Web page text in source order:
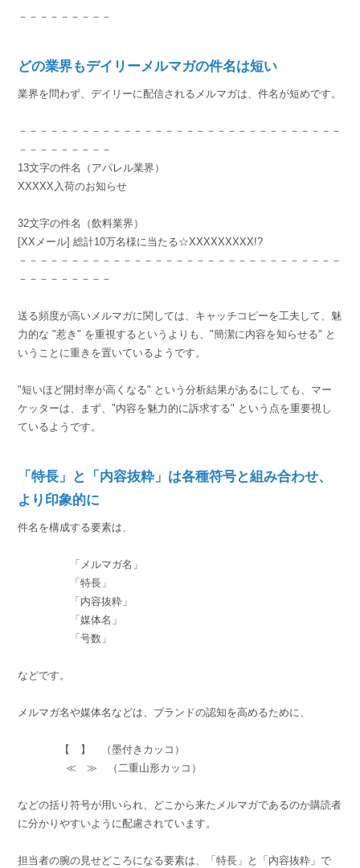
－－－－－－－－－
どの業界もデイリーメルマガの件名は短い
業界を問わず、デイリーに配信されるメルマガは、件名が短めです。
－－－－－－－－－－－－－－－－－－－－－－－－－－－－－－－
－－－－－－－－－
13文字の件名（アパレル業界）
XXXXX入荷のお知らせ
32文字の件名（飲料業界）
[XXメール] 総計10万名様に当たる☆XXXXXXXXX!?
－－－－－－－－－－－－－－－－－－－－－－－－－－－－－－－
－－－－－－－－－
送る頻度が高いメルマガに関しては、キャッチコピーを工夫して、魅
力的な "惹き" を重視するというよりも、"簡潔に内容を知らせる" と
いうことに重きを置いているようです。
"短いほど開封率が高くなる" という分析結果があるにしても、マー
ケッターは、まず、"内容を魅力的に訴求する" という点を重要視し
ているようです。
「特長」と「内容抜粋」は各種符号と組み合わせ、
より印象的に
件名を構成する要素は、
「メルマガ名」
「特長」
「内容抜粋」
「媒体名」
「号数」
などです。
メルマガ名や媒体名などは、ブランドの認知を高めるために、
【 】 （墨付きカッコ）
≪ ≫ （二重山形カッコ）
などの括り符号が用いられ、どこから来たメルマガであるのか購読者
に分かりやすいように配慮されています。
担当者の腕の見せどころになる要素は、「特長」と「内容抜粋」で